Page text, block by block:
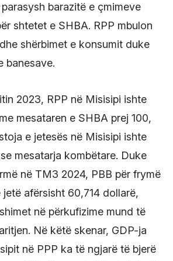
barazitë e çmimeve
shtetet e SHBA. RPP mbulon
shërbimet e konsumit duke
banesave.
2023, RPP në Misisipi ishte
mesataren e SHBA prej 100,
e jetesës në Misisipi ishte
mesatarja kombëtare. Duke
në TM3 2024, PBB për frymë
jetë afërsisht 60,714 dollarë,
në përkufizime mund të
Në këtë skenar, GDP-ja
në PPP ka të ngjarë të bjerë